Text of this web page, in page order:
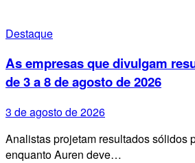
Destaque
As empresas que divulgam
de 3 a 8 de agosto de 2026
3 de agosto de 2026
Analistas projetam resultados sólidos
enquanto Auren deve…